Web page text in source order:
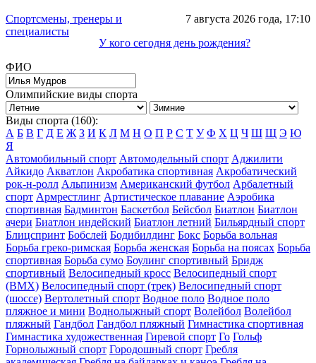
7 августа 2026 года, 17:10
У кого сегодня день рождения?
Спортсмены, тренеры и
специалисты
ФИО
Олимпийские виды спорта
Виды спорта (160):
А Б В Г Д Е Ж З И К Л М Н О П Р С Т У Ф Х Ц Ч Ш Щ Э Ю
Я
Автомобильный спорт Автомодельный спорт Аджилити
Айкидо Акватлон Акробатика спортивная Акробатический
рок-н-ролл Альпинизм Американский футбол Арбалетный
спорт Армрестлинг Артистическое плавание Аэробика
спортивная Бадминтон Баскетбол Бейсбол Биатлон Биатлон
ачери Биатлон индейский Биатлон летний Бильярдный спорт
Блицспринт Бобслей Бодибилдинг Бокс Борьба вольная
Борьба греко-римская Борьба женская Борьба на поясах Борьба
спортивная Борьба сумо Боулинг спортивный Бридж
спортивный Велосипедный кросс Велосипедный спорт
(BMX) Велосипедный спорт (трек) Велосипедный спорт
(шоссе) Вертолетный спорт Водное поло Водное поло
пляжное и мини Воднолыжный спорт Волейбол Волейбол
пляжный Гандбол Гандбол пляжный Гимнастика спортивная
Гимнастика художественная Гиревой спорт Го Гольф
Горнолыжный спорт Городошный спорт Гребля